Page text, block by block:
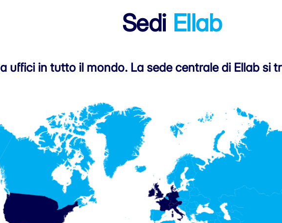
SediEllab
uffici in tutto il mondo. La sede centrale di Ellab si